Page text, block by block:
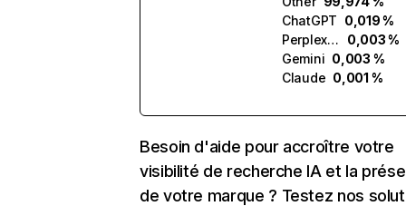
ChatGPT 0,019 %
Perplexity
0,003 %
Gemini 0,003 %
Claude 0,001 %
Besoin d'aide pour accroître votre
visibilité de recherche IA et la
de votre marque ? Testez nos